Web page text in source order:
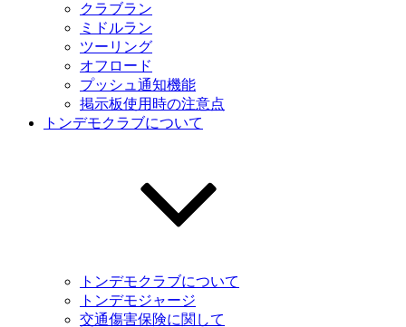
クラブラン
ミドルラン
ツーリング
オフロード
プッシュ通知機能
掲示板使用時の注意点
トンデモクラブについて
トンデモクラブについて
トンデモジャージ
交通傷害保険に関して